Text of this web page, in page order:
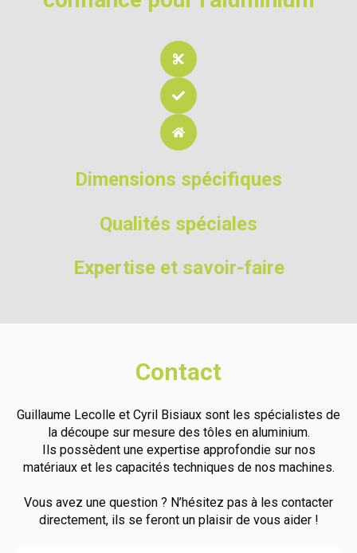
Dimensions spécifiques
Qualités spéciales
Expertise et savoir-faire
Contact
Guillaume Lecolle et Cyril Bisiaux sont les spécialistes de
la découpe sur mesure des tôles en aluminium.
Ils possèdent une expertise approfondie sur nos
matériaux et les capacités techniques de nos machines.
Vous avez une question ? N’hésitez pas à les contacter
directement, ils se feront un plaisir de vous aider !